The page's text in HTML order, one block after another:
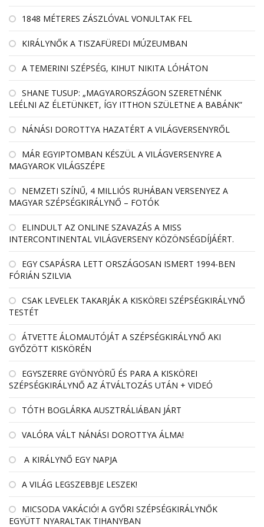
1848 MÉTERES ZÁSZLÓVAL VONULTAK FEL
KIRÁLYNŐK A TISZAFÜREDI MÚZEUMBAN
A TEMERINI SZÉPSÉG, KIHUT NIKITA LÓHÁTON
SHANE TUSUP: „MAGYARORSZÁGON SZERETNÉNK
LEÉLNI AZ ÉLETÜNKET, ÍGY ITTHON SZÜLETNE A BABÁNK”
NÁNÁSI DOROTTYA HAZATÉRT A VILÁGVERSENYRŐL
MÁR EGYIPTOMBAN KÉSZÜL A VILÁGVERSENYRE A
MAGYAROK VILÁGSZÉPE
NEMZETI SZÍNŰ, 4 MILLIÓS RUHÁBAN VERSENYEZ A
MAGYAR SZÉPSÉGKIRÁLYNŐ – FOTÓK
ELINDULT AZ ONLINE SZAVAZÁS A MISS
INTERCONTINENTAL VILÁGVERSENY KÖZÖNSÉGDÍJÁÉRT.
EGY CSAPÁSRA LETT ORSZÁGOSAN ISMERT 1994-BEN
FÓRIÁN SZILVIA
CSAK LEVELEK TAKARJÁK A KISKÖREI SZÉPSÉGKIRÁLYNŐ
TESTÉT
ÁTVETTE ÁLOMAUTÓJÁT A SZÉPSÉGKIRÁLYNŐ AKI
GYŐZÖTT KISKÖRÉN
EGYSZERRE GYÖNYÖRŰ ÉS PARA A KISKÖREI
SZÉPSÉGKIRÁLYNŐ AZ ÁTVÁLTOZÁS UTÁN + VIDEÓ
TÓTH BOGLÁRKA AUSZTRÁLIÁBAN JÁRT
VALÓRA VÁLT NÁNÁSI DOROTTYA ÁLMA!
A KIRÁLYNŐ EGY NAPJA
A VILÁG LEGSZEBBJE LESZEK!
MICSODA VAKÁCIÓ! A GYŐRI SZÉPSÉGKIRÁLYNŐK
EGYÜTT NYARALTAK TIHANYBAN